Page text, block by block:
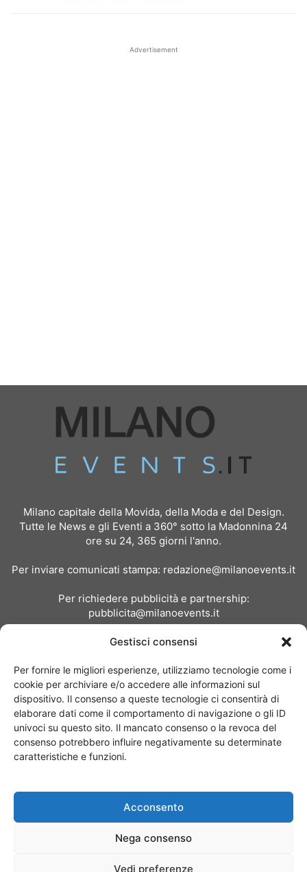
Gestisci consensi
Per fornire le migliori esperienze, utilizziamo tecnologie come i
cookie per archiviare e/o accedere alle informazioni sul
dispositivo. Il consenso a queste tecnologie ci consentirà di
elaborare dati come il comportamento di navigazione o gli ID
univoci su questo sito. Il mancato consenso o la revoca del
consenso potrebbero influire negativamente su determinate
caratteristiche e funzioni.
Acconsento
Nega consenso
Vedi preferenze
Advertisement
Milano capitale della Movida, della Moda e del Design.
Tutte le News e gli Eventi a 360° sotto la Madonnina 24
ore su 24, 365 giorni l'anno.
Per inviare comunicati stampa: redazione@milanoevents.it
Per richiedere pubblicità e partnership:
pubblicita@milanoevents.it
Chi siamo I Nostri Clienti
© Copyright 2017 - MilanoEvents.it© managed by